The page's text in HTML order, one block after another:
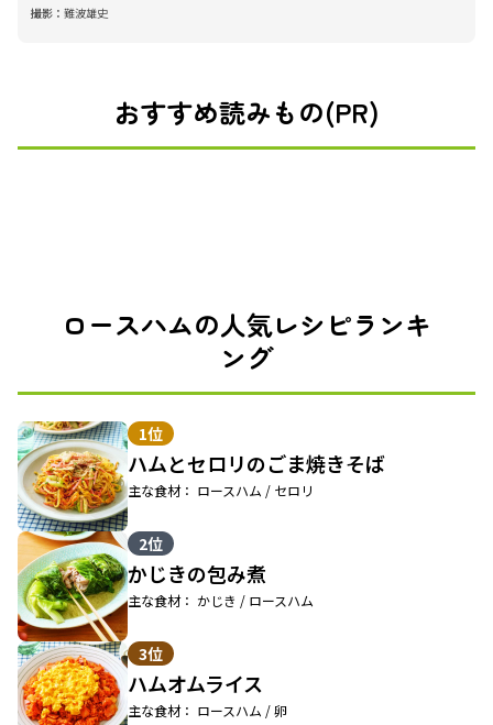
撮影： 難波雄史
おすすめ読みもの(PR)
ロースハムの人気レシピランキ
ング
1位
ハムとセロリのごま焼きそば
主な食材： ロースハム / セロリ
2位
かじきの包み煮
主な食材： かじき / ロースハム
3位
ハムオムライス
主な食材： ロースハム / 卵